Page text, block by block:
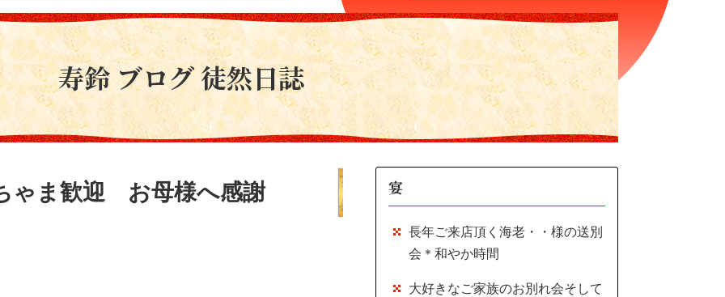
寿鈴 ブログ 徒然日誌
ゃま歓迎 お母様へ感謝 宴
長年ご来店頂く海老・・様の送別
会＊和やか時間
大好きなご家族のお別れ会そして